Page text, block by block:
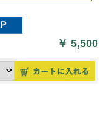
￥5,500